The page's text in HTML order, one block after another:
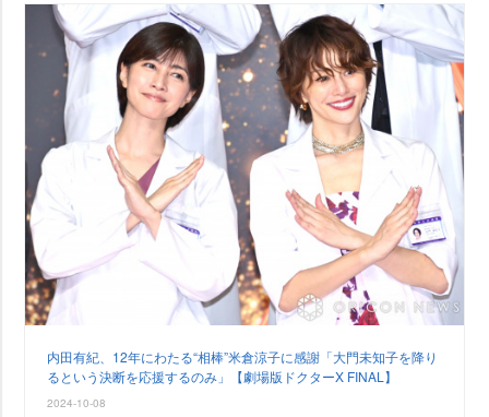
内田有紀、12年にわたる“相棒”米倉涼子に感謝「大門未知子を降り
るという決断を応援するのみ」【劇場版ドクターX FINAL】
2024-10-08